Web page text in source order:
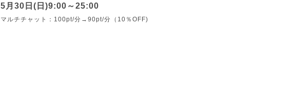
5月30日(日)9:00～25:00
マルチチャット：100pt/分→90pt/分（10％OFF)